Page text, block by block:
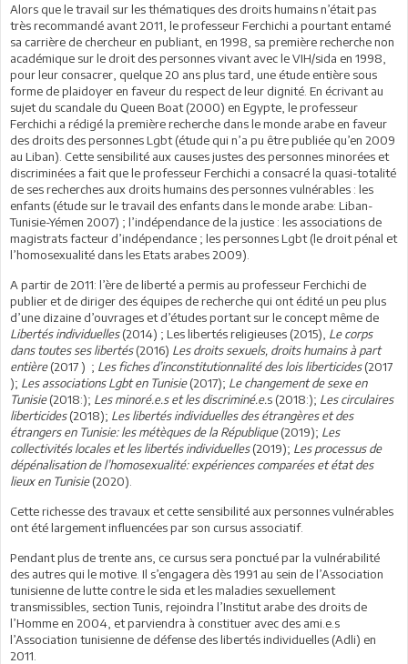
Alors que le travail sur les thématiques des droits humains n’était pas
très recommandé avant 2011, le professeur Ferchichi a pourtant entamé
sa carrière de chercheur en publiant, en 1998, sa première recherche non
académique sur le droit des personnes vivant avec le VIH/sida en 1998,
pour leur consacrer, quelque 20 ans plus tard, une étude entière sous
forme de plaidoyer en faveur du respect de leur dignité. En écrivant au
sujet du scandale du Queen Boat (2000) en Egypte, le professeur
Ferchichi a rédigé la première recherche dans le monde arabe en faveur
des droits des personnes Lgbt (étude qui n’a pu être publiée qu’en 2009
au Liban). Cette sensibilité aux causes justes des personnes minorées et
discriminées a fait que le professeur Ferchichi a consacré la quasi-totalité
de ses recherches aux droits humains des personnes vulnérables : les
enfants (étude sur le travail des enfants dans le monde arabe: Liban-
Tunisie-Yémen 2007) ; l’indépendance de la justice : les associations de
magistrats facteur d’indépendance ; les personnes Lgbt (le droit pénal et
l’homosexualité dans les Etats arabes 2009).
A partir de 2011: l’ère de liberté a permis au professeur Ferchichi de
publier et de diriger des équipes de recherche qui ont édité un peu plus
d’une dizaine d’ouvrages et d’études portant sur le concept même de
Libertés individuelles(2014) ; Les libertés religieuses (2015), Le corps
dans toutes ses libertés(2016) Les droits sexuels, droits humains à part
entière(2017 ) ; Les fiches d’inconstitutionnalité des lois liberticides(2017
); Les associations Lgbt en Tunisie(2017); Le changement de sexe en
Tunisie(2018:); Les minoré.e.s et les discriminé.e.s (2018:); Les circulaires
liberticides(2018); Les libertés individuelles des étrangères et des
étrangers en Tunisie: les métèques de la République(2019); Les
collectivités locales et les libertés individuelles(2019); Les processus de
dépénalisation de l’homosexualité: expériences comparées et état des
lieux en Tunisie(2020).
Cette richesse des travaux et cette sensibilité aux personnes vulnérables
ont été largement influencées par son cursus associatif.
Pendant plus de trente ans, ce cursus sera ponctué par la vulnérabilité
des autres qui le motive. Il s’engagera dès 1991 au sein de l’Association
tunisienne de lutte contre le sida et les maladies sexuellement
transmissibles, section Tunis, rejoindra l’Institut arabe des droits de
l’Homme en 2004, et parviendra à constituer avec des ami.e.s
l’Association tunisienne de défense des libertés individuelles (Adli) en
2011.